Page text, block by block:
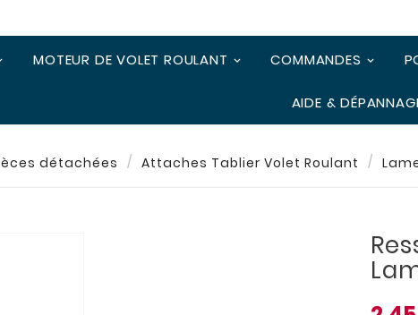
MOTEUR DE VOLET ROULANT COMMANDES
AIDE &
détachées Attaches Tablier Volet Roulant